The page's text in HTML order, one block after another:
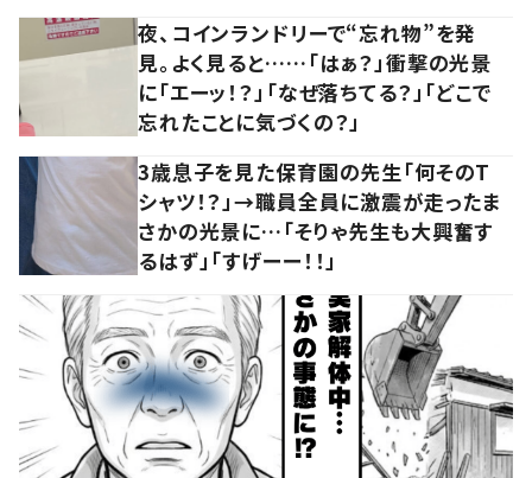
夜、コインランドリーで“忘れ物”を発
見。よく見ると……「はぁ？」衝撃の光景
に「エーッ！？」「なぜ落ちてる？」「どこで
忘れたことに気づくの？」
3歳息子を見た保育園の先生「何そのT
シャツ！？」→職員全員に激震が走ったま
さかの光景に…「そりゃ先生も大興奮す
るはず」「すげーー！！」